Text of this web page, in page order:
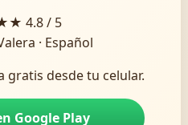
4.8 / 5
· Español
gratis desde tu celular.
Google Play